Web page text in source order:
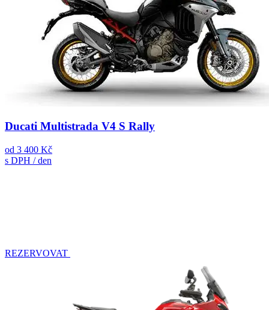
Ducati Multistrada V4 S Rally
od 3 400 Kč
s DPH / den
REZERVOVAT